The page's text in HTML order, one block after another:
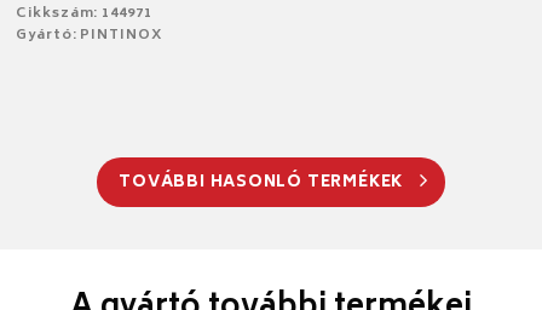
Cikkszám: 144971
Gyártó: PINTINOX
TOVÁBBI HASONLÓ TERMÉKEK